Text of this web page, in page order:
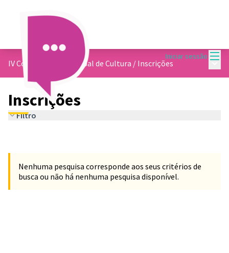
Iniciar sessão
IV Conferencia Municipal de Cultura / Inscrições
Inscrições
Filtro
Nenhuma pesquisa corresponde aos seus critérios de
busca ou não há nenhuma pesquisa disponível.